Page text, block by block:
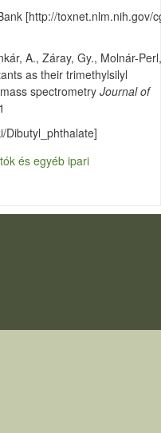
[http://toxnet.nlm.nih.gov/
A., Záray, Gy., Molnár-
as their trimethylsilyl
spectrometry Journal of
Dibutyl_phthalate]
és egyéb ipari